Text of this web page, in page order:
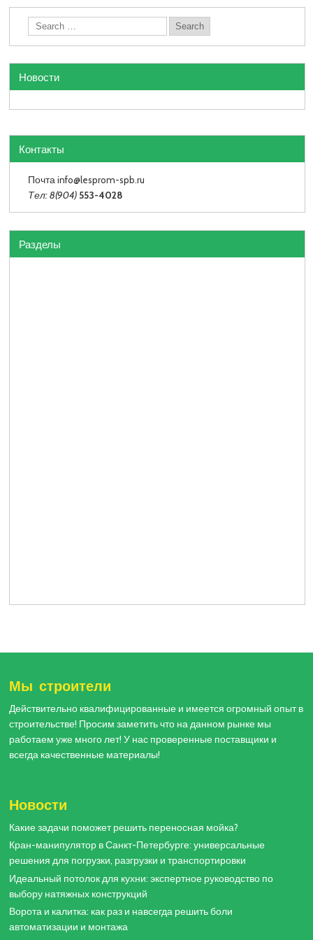
Новости
Контакты
Почта info@lesprom-spb.ru
Тел: 8(904) 553-4028
Разделы
Мы строители
Действительно квалифицированные и имеется огромный опыт в
строительстве! Просим заметить что на данном рынке мы
работаем уже много лет! У нас проверенные поставщики и
всегда качественные материалы!
Новости
Какие задачи поможет решить переносная мойка?
Кран-манипулятор в Санкт-Петербурге: универсальные
решения для погрузки, разгрузки и транспортировки
Идеальный потолок для кухни: экспертное руководство по
выбору натяжных конструкций
Ворота и калитка: как раз и навсегда решить боли
автоматизации и монтажа